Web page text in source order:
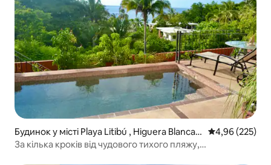
Будинок у місті Playa Litibú , Higuera Blanca,
Punta Mita
Середня
4,96 (225)
За кілька кроків від чудового тихого пляжу,